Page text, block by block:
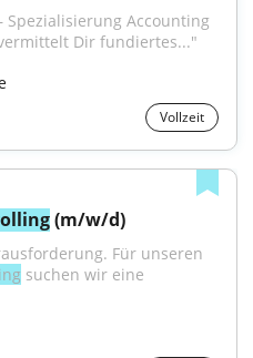
Spezialisierung Accounting
Dir fundiertes..."
Vollzeit
(m/w/d)
Für unseren
suchen wir eine